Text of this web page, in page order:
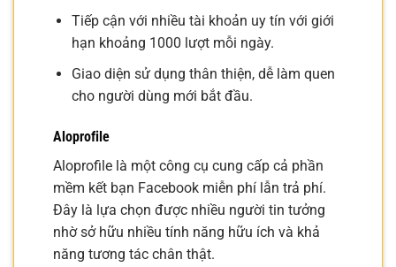
Tiếp cận với nhiều tài khoản uy tín với giới
hạn khoảng 1000 lượt mỗi ngày.
Giao diện sử dụng thân thiện, dễ làm quen
cho người dùng mới bắt đầu.
Aloprofile
Aloprofile là một công cụ cung cấp cả phần
mềm kết bạn Facebook miễn phí lẫn trả phí.
Đây là lựa chọn được nhiều người tin tưởng
nhờ sở hữu nhiều tính năng hữu ích và khả
năng tương tác chân thật.